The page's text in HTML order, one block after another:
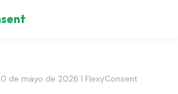
de mayo de 2026 | FlexyConsent